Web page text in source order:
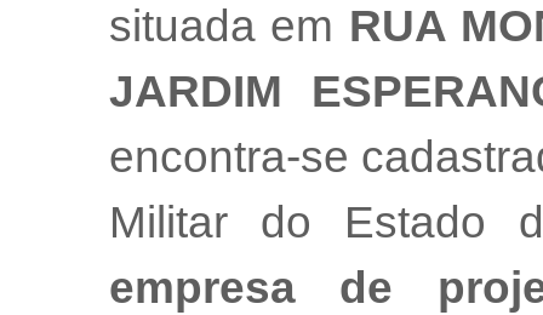
situada em RUA
JARDIM
encontra-se
Militar do Estado
empresa de